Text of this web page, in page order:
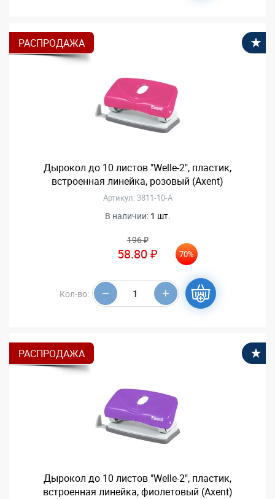
РАСПРОДАЖА
Дырокол до 10 листов "Welle-2", пластик,
встроенная линейка, розовый (Axent)
Артикул: 3811-10-A
В наличии: 1 шт.
196 ₽
58.80 ₽ 70%
Кол-во:
РАСПРОДАЖА
Дырокол до 10 листов "Welle-2", пластик,
встроенная линейка, фиолетовый (Axent)